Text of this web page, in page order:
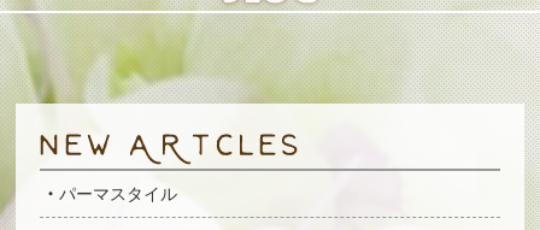
パーマスタイル